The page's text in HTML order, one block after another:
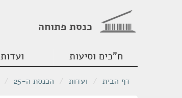
כנסת פתוחה
ח"כים וסיעות ועדות
דף הבית / ועדות / הכנסת ה-25 /